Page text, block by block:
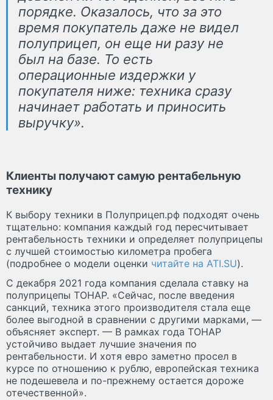
порядке. Оказалось, что за это
время покупатель даже не видел
полуприцеп, он еще ни разу не
был на базе. То есть
операционные издержки у
покупателя ниже: техника сразу
начинает работать и приносить
выручку».
Клиенты получают самую рентабельную
технику
К выбору техники в Полуприцеп.рф подходят очень
тщательно: компания каждый год пересчитывает
рентабельность техники и определяет полуприцепы
с лучшей стоимостью километра пробега
(подробнее о модели оценки читайте на ATI.SU).
С декабря 2021 года компания сделала ставку на
полуприцепы ТОНАР. «Сейчас, после введения
санкций, техника этого производителя стала еще
более выгодной в сравнении с другими марками, —
объясняет эксперт. — В рамках года ТОНАР
устойчиво выдает лучшие значения по
рентабельности. И хотя евро заметно просел в
курсе по отношению к рублю, европейская техника
не подешевела и по-прежнему остается дороже
отечественной».